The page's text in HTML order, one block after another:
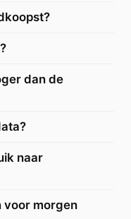
dan de
naar
voor morgen